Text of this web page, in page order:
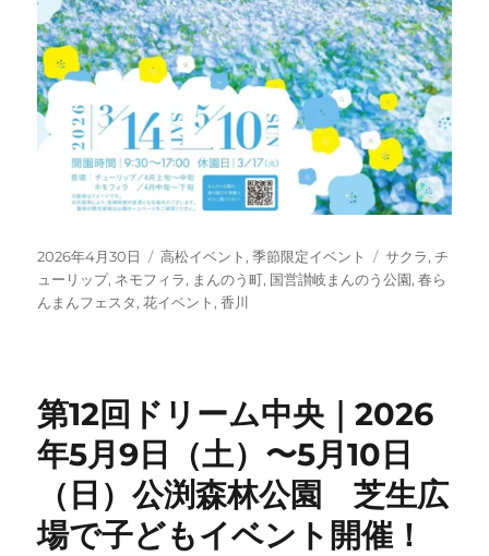
投
稿
日:
2026年4月30日
カ
テ
ゴ
高松イベント ,季節限定イベント
タ
グ
サクラ,チ
ューリップ, ネモフィラ, まんのう町, 国営讃岐まんのう公園,春ら
んまんフェスタ,花イベント ,香川
第12回ドリーム中央｜2026
年5月9日（土）〜5月10日
（日）公渕森林公園 芝生広
場で子どもイベント開催！